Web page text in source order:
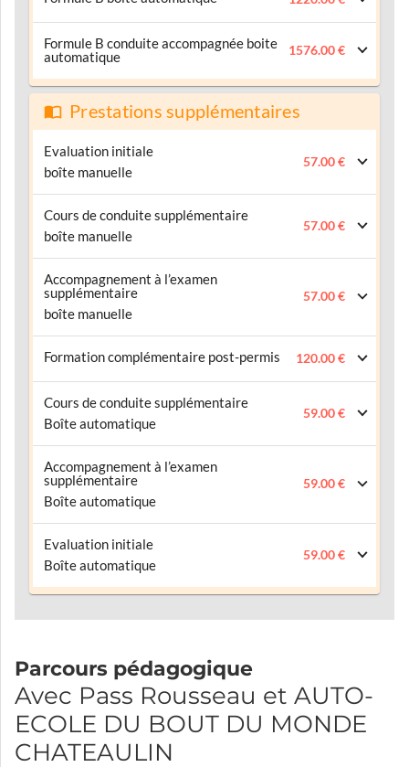
Formule B conduite accompagnée boite
automatique
1576.00 €
Prestations supplémentaires
Evaluation initiale
boîte manuelle
57.00 €
Cours de conduite supplémentaire
boîte manuelle
57.00 €
Accompagnement à l’examen
supplémentaire
boîte manuelle
57.00 €
Formation complémentaire post-permis 120.00 €
Cours de conduite supplémentaire
Boîte automatique
59.00 €
Accompagnement à l’examen
supplémentaire
Boîte automatique
59.00 €
Evaluation initiale
Boîte automatique
59.00 €
Parcours pédagogique
Avec Pass Rousseau et AUTO-
ECOLE DU BOUT DU MONDE
CHATEAULIN